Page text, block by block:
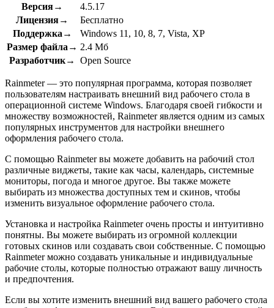
Версия→
4.5.17
Лицензия→
Бесплатно
Поддержка→
Windows 11, 10, 8, 7, Vista, XP
Размер файла→ 2.4 Мб
Разработчик→
Open Source
Rainmeter — это популярная программа, которая позволяет
пользователям настраивать внешний вид рабочего стола в
операционной системе Windows. Благодаря своей гибкости и
множеству возможностей, Rainmeter является одним из самых
популярных инструментов для настройки внешнего
оформления рабочего стола.
С помощью Rainmeter вы можете добавить на рабочий стол
различные виджеты, такие как часы, календарь, системные
мониторы, погода и многое другое. Вы также можете
выбирать из множества доступных тем и скинов, чтобы
изменить визуальное оформление рабочего стола.
Установка и настройка Rainmeter очень просты и интуитивно
понятны. Вы можете выбирать из огромной коллекции
готовых скинов или создавать свои собственные. С помощью
Rainmeter можно создавать уникальные и индивидуальные
рабочие столы, которые полностью отражают вашу личность
и предпочтения.
Если вы хотите изменить внешний вид вашего рабочего стола